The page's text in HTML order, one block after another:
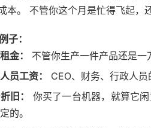
本。 不管你这个月是忙得飞起，
子：
金：
不管你生产一件产品还是一
员工资：
CEO、财务、行政人
旧：
你买了一台机器，就算它
的。